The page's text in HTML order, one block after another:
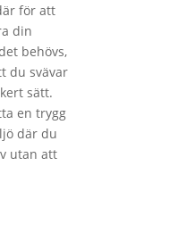
för att
din
behövs,
du svävar
sätt.
en trygg
där du
utan att